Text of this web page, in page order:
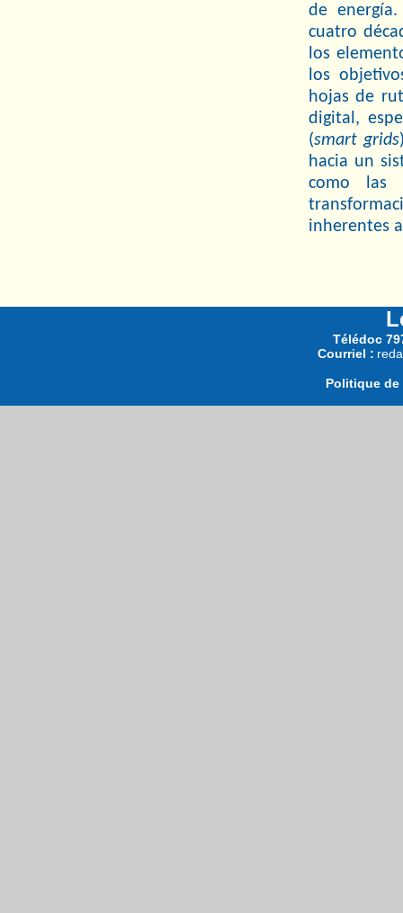
de
cuatro
los
los
hojas de
digital,
(smart grids
hacia un
como las
inherentes
Télédoc
Courriel :
Politique